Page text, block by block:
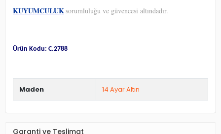
KUYUMCULUKsorumluluğu ve güvencesi altındadır.
Ürün Kodu: C.2788
Maden 14 Ayar Altın
Garanti ve Teslimat